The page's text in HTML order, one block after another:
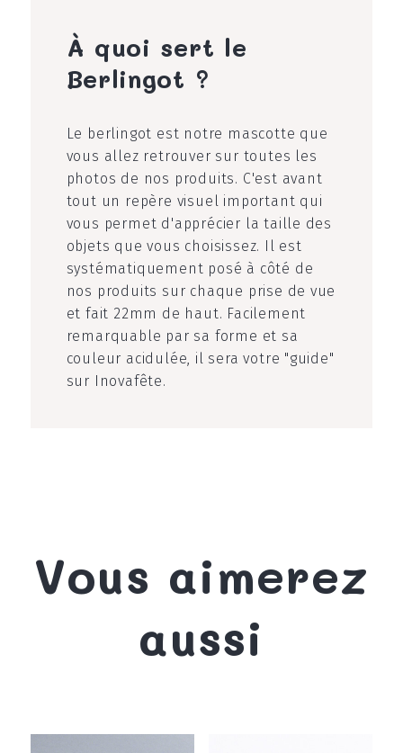
À quoi sert le
Berlingot ?
Le berlingot est notre mascotte que
vous allez retrouver sur toutes les
photos de nos produits. C'est avant
tout un repère visuel important qui
vous permet d'apprécier la taille des
objets que vous choisissez. Il est
systématiquement posé à côté de
nos produits sur chaque prise de vue
et fait 22mm de haut. Facilement
remarquable par sa forme et sa
couleur acidulée, il sera votre "guide"
sur Inovafête.
Vous aimerez
aussi